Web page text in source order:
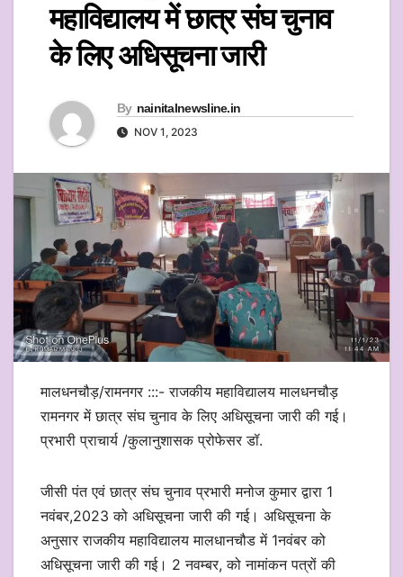
महाविद्यालय में छात्र संघ चुनाव
के लिए अधिसूचना जारी
By nainitalnewsline.in
NOV 1, 2023
मालधनचौड़/रामनगर :::- राजकीय महाविद्यालय मालधनचौड़
रामनगर में छात्र संघ चुनाव के लिए अधिसूचना जारी की गई।
प्रभारी प्राचार्य /कुलानुशासक प्रोफेसर डॉ.
जीसी पंत एवं छात्र संघ चुनाव प्रभारी मनोज कुमार द्वारा 1
नवंबर,2023 को अधिसूचना जारी की गई। अधिसूचना के
अनुसार राजकीय महाविद्यालय मालधानचौड में 1नवंबर को
अधिसूचना जारी की गई। 2 नवम्बर, को नामांकन पत्रों की